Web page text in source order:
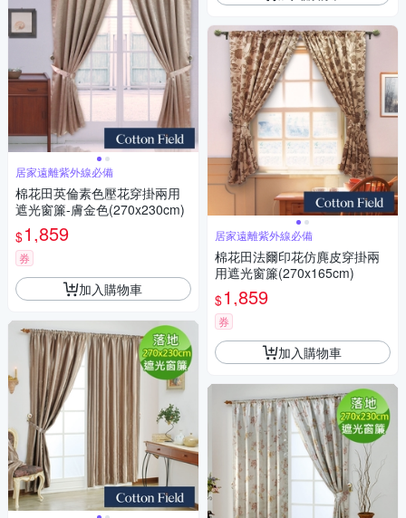
居家遠離紫外線必備
棉花田英倫素色壓花穿掛兩用
遮光窗簾-膚金色(270x230cm)
$1,859
券
加入購物車
居家遠離紫外線必備
棉花田法爾印花仿麂皮穿掛兩
用遮光窗簾(270x165cm)
$1,859
券
加入購物車